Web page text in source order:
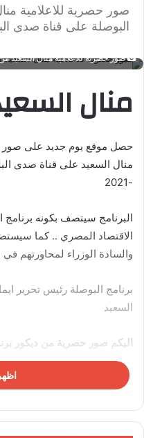
صور حصرية للاعلامية
البوصلة على قناة صدى
صور حصرية للاعلامية منال السعيد
منال
حصل موقع يوم جديد على صور
-2021
البرنامج سيتصف بكونه
الاقتصاد المصري .. كما
والسادة الوزراء لمحاورتهم
برنامج البوصلة رئيس تحرير
السعيد
اليكم صور حصرية من ديكور